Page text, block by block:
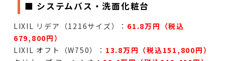
■ システムバス・洗面化粧台
LIXIL リデア（1216サイズ）： 61.8万円（税込
679,800円）
LIXIL オフト（W750）： 13.8万円（税込151,800円）